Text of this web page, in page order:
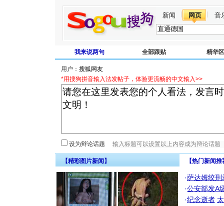
新闻 网页 音
我来说两句 全部跟贴 精华区
用户：
*用搜狗拼音输入法发帖子，体验更流畅的中文输入>>
设为辩论话题
【精彩图片新闻】 【热门新闻
·萨达姆绞刑
·公安部发A
·纪念逝者